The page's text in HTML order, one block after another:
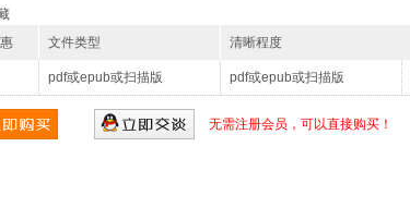
文件类型 清晰程度
pdf或epub或扫描版 pdf或epub或扫描版
无需注册会员，可以直接购买！